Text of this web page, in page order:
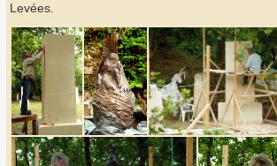
Levées.